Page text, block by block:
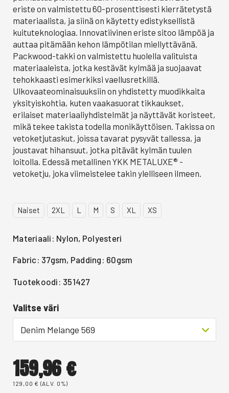
eriste on valmistettu 60-prosenttisesti kierrätetystä
materiaalista, ja siinä on käytetty edistyksellistä
kuituteknologiaa. Innovatiivinen eriste sitoo lämpöä ja
auttaa pitämään kehon lämpötilan miellyttävänä.
Packwood-takki on valmistettu huolella valituista
materiaaleista, jotka kestävät kylmää ja suojaavat
tehokkaasti esimerkiksi vaellusretkillä.
Ulkovaateominaisuuksiin on yhdistetty muodikkaita
yksityiskohtia, kuten vaakasuorat tikkaukset,
erilaiset materiaaliyhdistelmät ja näyttävät koristeet,
mikä tekee takista todella monikäyttöisen. Takissa on
vetoketjutaskut, joissa tavarat pysyvät tallessa, ja
joustavat hihansuut, jotka pitävät kylmän tuulen
loitolla. Edessä metallinen YKK METALUXE® -
vetoketju, joka viimeistelee takin ylelliseen ilmeen.
Naiset 2XL L M S XL XS
Materiaali: Nylon, Polyesteri
Fabric: 37gsm, Padding: 60gsm
Tuotekoodi: 351427
Valitse väri
Denim Melange 569
159,96€
129,00 € (ALV. 0%)